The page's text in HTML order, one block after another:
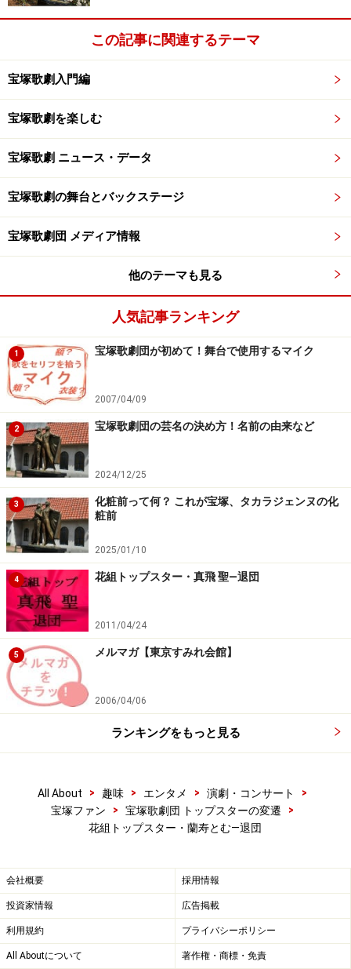
2002年『琥珀色の雨にぬれて』新公・クロード(本役・
匠ひびき) ＊新公主演
2002年『月の燈影』次郎吉 ＊バウホール公演初主演
2002年『エリザベート』エルマー／新公・トート(本
役・春野寿美礼)＊新公主演
2003年『恋天狗』弥太 ＊バウホール公演単独初主演
2004年『ジャワの踊り子』ハジ・タムロン
2005年『くらわんか』八五郎 ＊バウホール公演主演
ッター》』外部出演
2005年『ERNEST in Love』アルジャノン
2006年『スカウト』ショーン・フィンリー ＊バウホール
公演主演
宙組時代
(C)宝塚歌劇団 (C)宝塚クリエイティブアーツ
2006年『コパカバーナ』サム・シルヴァーJr.
2006年『維新回天・竜馬伝！』徳川慶喜
2007年『NEVER SLEEP』サミュエル・ハート ＊バウ
ホール公演主演
2007年『バレンシアの熱い花』ラモン／ロドリーゴ ＊
役替わり
2008年『黎明の風』辰美英次
2008年『雨に唄えば』コズモ・ブラウン
2008年『Paradise Prince』アンソニー・ブラック
2009年『逆転裁判』フェニックス・ライト ＊バウホール
公演主演
2009年『薔薇に降る雨』ヴィクトール・オーランジュ
2009年『逆転裁判2』フェニックス・ライト ＊バウホー
2009年『カサブランカ』ヴィクター・ラズロ
2010年『TRAFALGAR』ナポレオン・ボナパルト
2010年『“R”ising!!』蘭寿とむコンサート
2010年『誰がために鐘は鳴る』アグスティン
※記事内容は執筆時点のものです。最新の内容をご確認くださ
い。
4 次のページへ
この記事に関連するテーマ
宝塚歌劇入門編
宝塚歌劇を楽しむ
宝塚歌劇 ニュース・データ
宝塚歌劇の舞台とバックステージ
宝塚歌劇団 メディア情報
他のテーマも見る
人気記事ランキング
1 宝塚歌劇団が初めて！舞台で使用するマイク
2007/04/09
2 宝塚歌劇団の芸名の決め方！名前の由来など
2024/12/25
3
化粧前って何？ これが宝塚、タカラジェンヌの化
粧前
2025/01/10
4 花組トップスター・真飛 聖―退団
2011/04/24
5 メルマガ【東京すみれ会館】
2006/04/06
ランキングをもっと見る
All About > 趣味 > エンタメ > 演劇・コンサート
>
宝塚ファン
> 宝塚歌劇団 トップスターの変遷
>
花組トップスター・蘭寿とむ―退団
会社概要 採用情報
投資家情報 広告掲載
利用規約 プライバシーポリシー
All Aboutについて 著作権・商標・免責